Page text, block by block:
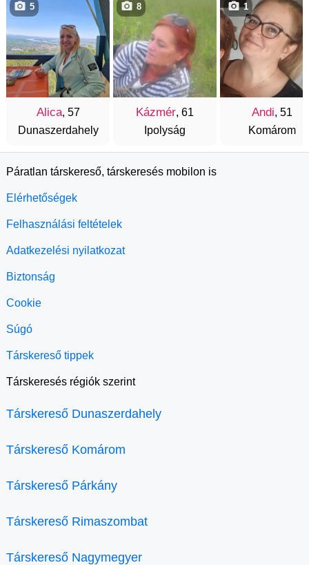
Alica, 57
Dunaszerdahely
5
Kázmér, 61
Ipolyság
8
Andi, 51
Komárom
1
Páratlan társkereső, társkeresés mobilon is
Elérhetőségek
Felhasználási feltételek
Adatkezelési nyilatkozat
Biztonság
Cookie
Súgó
Társkereső tippek
Társkeresés régiók szerint
Társkereső Dunaszerdahely
Társkereső Komárom
Társkereső Párkány
Társkereső Rimaszombat
Társkereső Nagymegyer